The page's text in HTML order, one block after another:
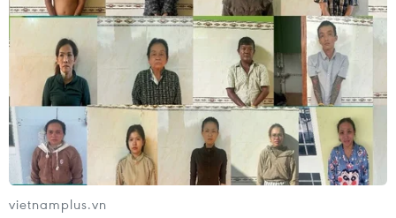
quanh hài kém duyên
28/01/2014 01:45
Tiếp nối thành công tại phòng vé của “Tèo Em” dịp cuối
năm 2013, mùa phim Tết Giáp Ngọ tràn ngập những bộ
phim hài.
vietnamplus.vn